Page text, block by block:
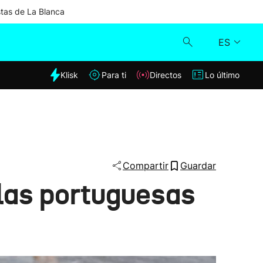
de La Blanca
ES
Klisk
Lo último
Klisk Para ti Directos Lo último
Compartir Guardar
portuguesas